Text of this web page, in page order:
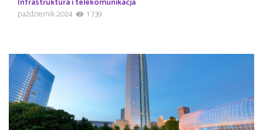
październik 2024
1 739